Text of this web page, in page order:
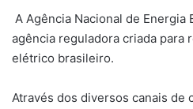
A Agência Nacional de Energia
agência reguladora criada para
elétrico brasileiro.
Através dos diversos canais de